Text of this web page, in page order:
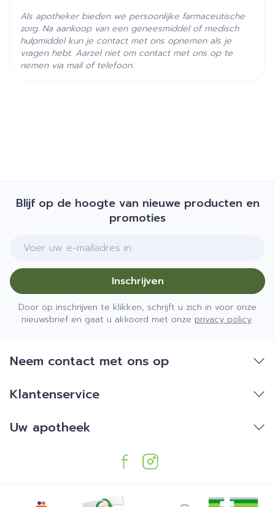
Als apotheker bieden we persoonlijke farmaceutische
zorg. Na aankoop van een geneesmiddel of medisch
hulpmiddel kun je contact met ons opnemen als je
vragen hebt. Aarzel niet om contact met ons op te
nemen via mail of telefoon.
Blijf op de hoogte van nieuwe producten en
promoties
E-mail adres
Inschrijven
Door op inschrijven te klikken, schrijft u zich in voor onze
nieuwsbrief en gaat u akkoord met onze privacy policy.
Neem contact met ons op
Klantenservice
Uw apotheek